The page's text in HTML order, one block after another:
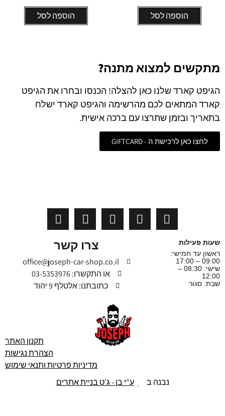
הוספה לסל הוספה לסל
מתקשים למצוא מתנה?
הגיפט קארד שלנו כאן להצלה! הכנסו ובחרו את הגיפט
קארד המתאים לכם מהרשימה והגיפט קארד ישלח
בתאריך ובזמן שתרצו עם ברכה אישית.
לחצו כאן לרכישת ה - GIFTCARD
שעות פעילות
ראשון עד חמישי:
09:00 – 17:00
שישי: 08:30 –
12:00
שבת: סגור
צרו קשר
office@joseph-car-shop.co.il
או התקשרו: 03-5353976
כתובתנו: אלטלף 9 יהוד
תקנון האתר
הצהרת נגישות
מדיניות פרטיות ותנאי שימוש
נבנה ב
ע"י בן - ג'ט בניית אתרים